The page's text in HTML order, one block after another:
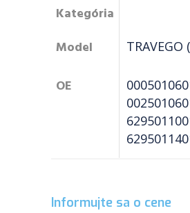
Kategória
Model
TRAVEGO
OE
Informujte sa o cene